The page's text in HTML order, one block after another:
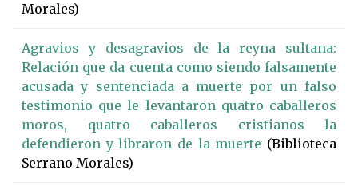
Morales)
Agravios y desagravios de la reyna sultana:
Relación que da cuenta como siendo falsamente
acusada y sentenciada a muerte por un falso
testimonio que le levantaron quatro caballeros
moros, quatro caballeros cristianos la
defendieron y libraron de la muerte (Biblioteca
Serrano Morales)